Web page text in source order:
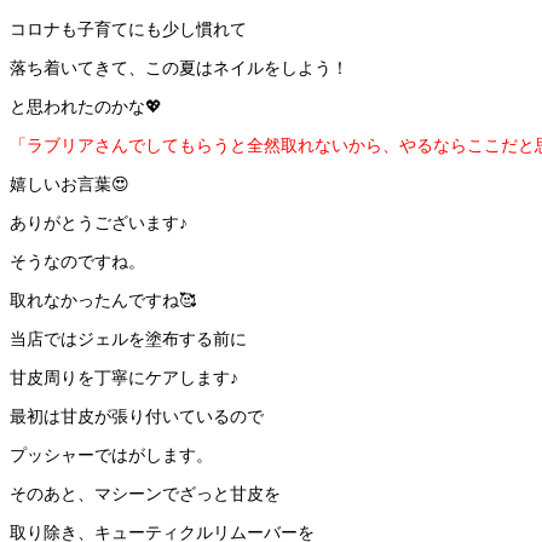
コロナも子育てにも少し慣れて
落ち着いてきて、この夏はネイルをしよう！
と思われたのかな💖
「ラブリアさんでしてもらうと全然取れないから、やるならここだと
嬉しいお言葉😍
ありがとうございます♪
そうなのですね。
取れなかったんですね🥰
当店ではジェルを塗布する前に
甘皮周りを丁寧にケアします♪
最初は甘皮が張り付いているので
プッシャーではがします。
そのあと、マシーンでざっと甘皮を
取り除き、キューティクルリムーバーを